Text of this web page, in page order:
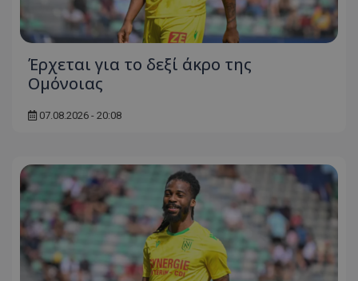
Έρχεται για το δεξί άκρο της
Ομόνοιας
07.08.2026 - 20:08